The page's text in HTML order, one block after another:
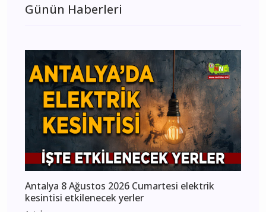
Günün Haberleri
Antalya 8 Ağustos 2026 Cumartesi elektrik
kesintisi etkilenecek yerler